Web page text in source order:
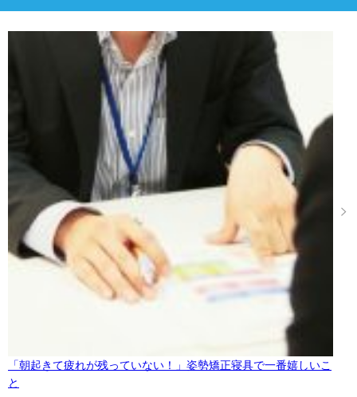
「朝起きて疲れが残っていない！」姿勢矯正寝具で一番嬉しいこ
と